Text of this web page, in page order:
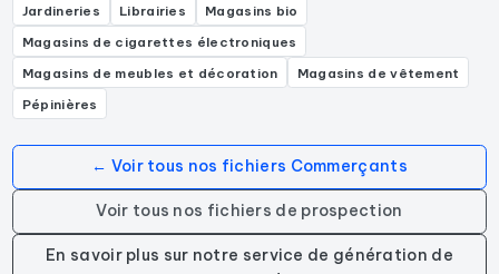
Jardineries
Librairies
Magasins bio
Magasins de cigarettes électroniques
Magasins de meubles et décoration
Magasins de vêtement
Pépinières
← Voir tous nos fichiers Commerçants
Voir tous nos fichiers de prospection
En savoir plus sur notre service de génération de